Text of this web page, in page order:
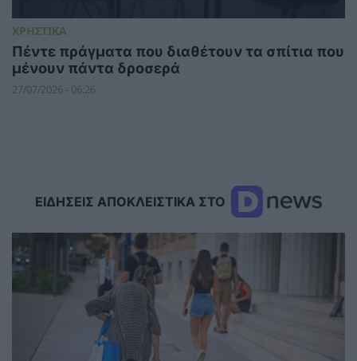
ΧΡΗΣΤΙΚΑ
Πέντε πράγματα που διαθέτουν τα σπίτια που
μένουν πάντα δροσερά
27/07/2026 - 06:26
ΕΙΔΗΣΕΙΣ ΑΠΟΚΛΕΙΣΤΙΚΑ ΣΤΟ